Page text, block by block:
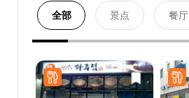
全部 景点 餐厅